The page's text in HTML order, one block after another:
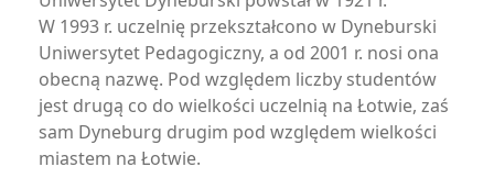
W 1993 r. uczelnię przekształcono w Dyneburski
Uniwersytet Pedagogiczny, a od 2001 r. nosi ona
obecną nazwę. Pod względem liczby studentów
jest drugą co do wielkości uczelnią na Łotwie, zaś
sam Dyneburg drugim pod względem wielkości
miastem na Łotwie.